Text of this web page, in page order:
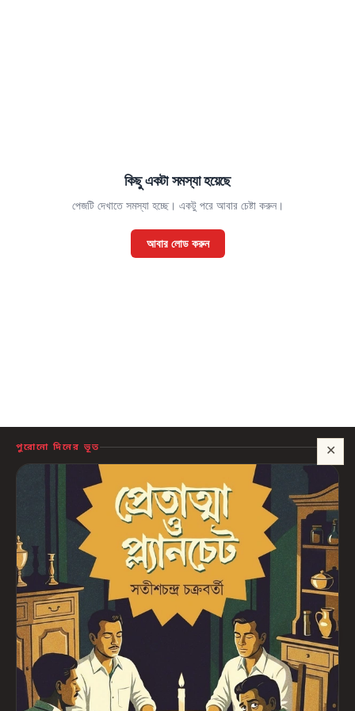
🍪 সাইটটি চালু রাখতে কিছু প্রয়োজনীয় কুকি ব্যবহার হয়। আপনি রাজি থাকলে আমরা বিজ্ঞাপন ও
পরিসংখ্যানের কুকিও ব্যবহার করব, যাতে বুঝতে পারি কোন বই আপনাদের কাজে লাগছে।প্রাইভেসি নীতি
শুধু প্রয়োজনীয় সব ঠিক আছে
কিছু একটা সমস্যা হয়েছে
পেজটি দেখাতে সমস্যা হচ্ছে। একটু পরে আবার চেষ্টা করুন।
আবার লোড করুন
✕
পুরোনো দিনের ভূত
সাহায্য?